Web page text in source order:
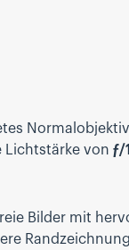
Lichtstärke von ƒ/
Bilder mit